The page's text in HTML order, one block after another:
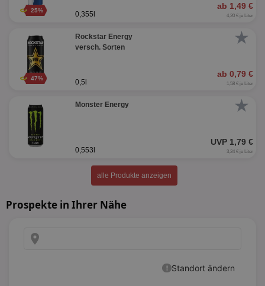
25% ab 1,49 €
0,355l 4,20 € je Liter
★
47%
Rockstar Energy
versch. Sorten
ab 0,79 €
0,5l 1,58 € je Liter
★
Monster Energy
UVP 1,79 €
0,553l 3,24 € je Liter
alle Produkte anzeigen
Prospekte in Ihrer Nähe